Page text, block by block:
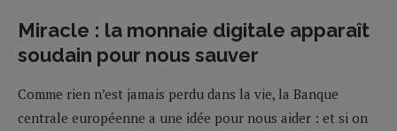
Miracle : la monnaie digitale apparaît
soudain pour nous sauver
Comme rien n’est jamais perdu dans la vie, la Banque
centrale européenne a une idée pour nous aider : et si on